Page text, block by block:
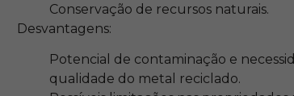
Conservação de recursos naturais.
Desvantagens:
Potencial de contaminação e
qualidade do metal reciclado.